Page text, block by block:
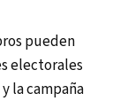
pueden
electorales
la campaña